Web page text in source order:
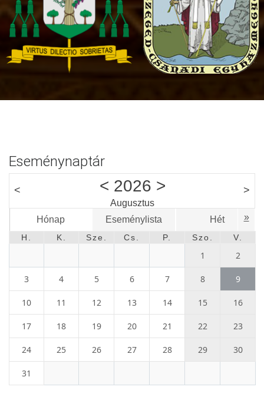
Eseménynaptár
< < 2026 >
Augusztus
>
»
Hónap Eseménylista Hét
H. K. Sze. Cs. P. Szo. V.
1 2
3 4 5 6 7 8 9
10 11 12 13 14 15 16
17 18 19 20 21 22 23
24 25 26 27 28 29 30
31